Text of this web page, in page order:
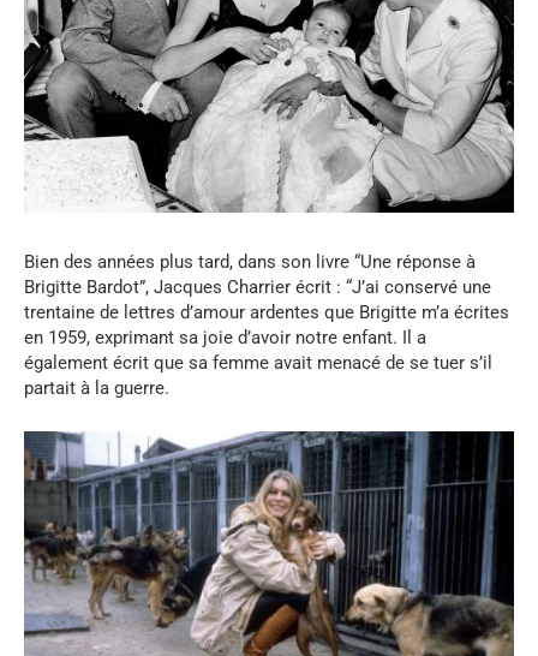
Bien des années plus tard, dans son livre “Une réponse à
Brigitte Bardot”, Jacques Charrier écrit : “J’ai conservé une
trentaine de lettres d’amour ardentes que Brigitte m’a écrites
en 1959, exprimant sa joie d’avoir notre enfant. Il a
également écrit que sa femme avait menacé de se tuer s’il
partait à la guerre.